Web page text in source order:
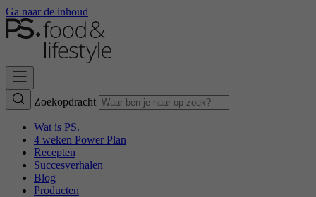
Ga naar de inhoud
Zoekopdracht
Wat is PS.
4 weken Power Plan
Recepten
Succesverhalen
Blog
Producten